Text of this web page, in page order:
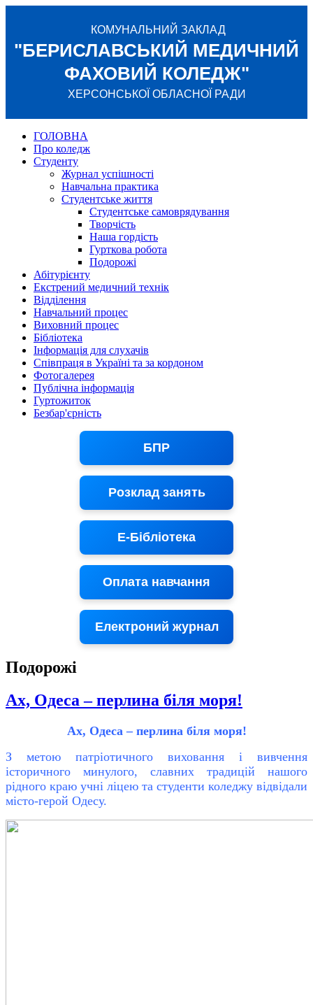
КОМУНАЛЬНИЙ ЗАКЛАД
"БЕРИСЛАВСЬКИЙ МЕДИЧНИЙ
ФАХОВИЙ КОЛЕДЖ"
ХЕРСОНСЬКОЇ ОБЛАСНОЇ РАДИ
ГОЛОВНА
Про коледж
Студенту
Журнал успішності
Навчальна практика
Студентське життя
Студентське самоврядування
Творчість
Наша гордість
Гурткова робота
Подорожі
Абітурієнту
Екстрений медичний технік
Відділення
Навчальний процес
Виховний процес
Бібліотека
Інформація для слухачів
Співпраця в Україні та за кордоном
Фотогалерея
Публічна інформація
Гуртожиток
Безбар'єрність
БПР
Розклад занять
Е-Бібліотека
Оплата навчання
Електроний журнал
Подорожі
Ах, Одеса – перлина біля моря!
Ах, Одеса – перлина біля моря!
З метою патріотичного виховання і вивчення
історичного минулого, славних традицій нашого
рідного краю учні ліцею та студенти коледжу відвідали
місто-герой Одесу.